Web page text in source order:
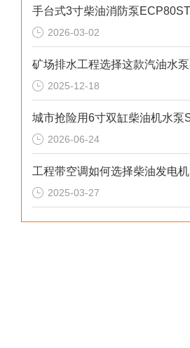
2026-03-02
2025-12-18
2026-06-24
工程带空调如何选择柴油发电机
2025-03-27